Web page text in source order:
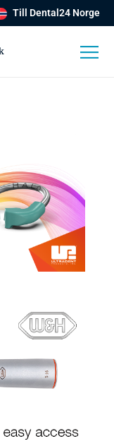
Till Dental24 Norge